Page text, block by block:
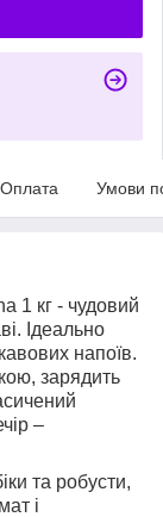
Оплата Умови
1 кг - чудовий
Ідеально
напоїв.
зарядить
–
та робусти,
і